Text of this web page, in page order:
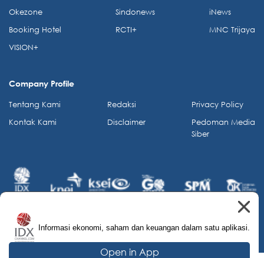
Informasi ekonomi, saham dan keuangan dalam satu aplikasi.
Open in App
Okezone
Booking Hotel
VISION+
Sindonews
RCTI+
iNews
MNC Trijaya
Company Profile
Tentang Kami
Kontak Kami
Redaksi
Disclaimer
Privacy Policy
Pedoman Media
Siber
© 2026 IDX Channel. All Rights Reserved.